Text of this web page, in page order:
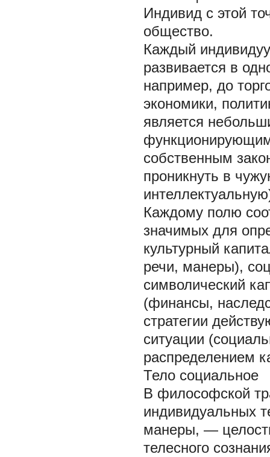
Индивид с этой
общество.
Каждый
развивается в
например, до
экономики,
является
собственным
проникнуть в
Каждому полю
значимых для
культурный
речи, манеры),
символический
(финансы,
стратегии
ситуации
распределением
Тело социальное
В философской
индивидуальных
манеры, —
телесного